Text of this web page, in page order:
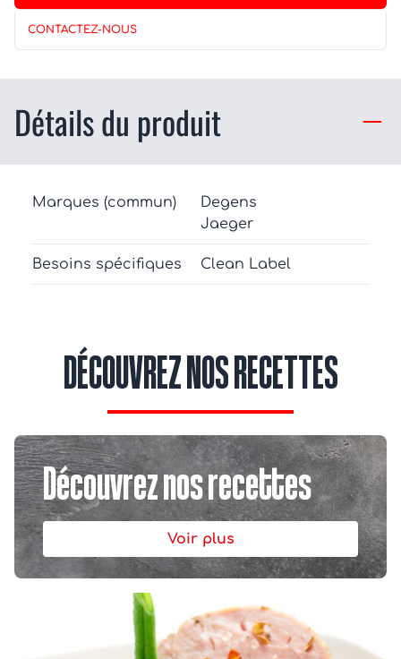
CONTACTEZ-NOUS
Détails du produit
Marques (commun)
Degens
Jaeger
Besoins spécifiques Clean Label
DÉCOUVREZ NOS RECETTES
Découvrez nos recettes
Voir plus